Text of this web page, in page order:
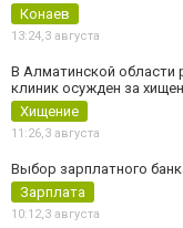
Конаев
13:24,3 августа
В Алматинской области
клиник осужден за
Хищение
11:26,3 августа
Выбор зарплатного
Зарплата
10:12,3 августа